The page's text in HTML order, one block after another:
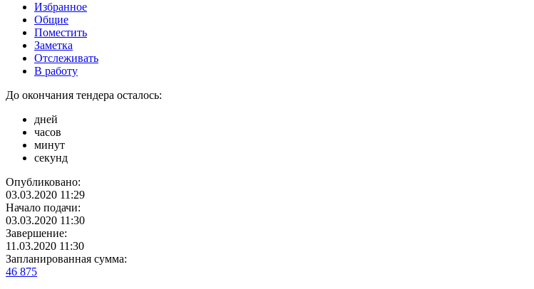
Избранное
Общие
Поместить
Заметка
Отслеживать
В работу
До окончания тендера осталось:
дней
часов
минут
секунд
Опубликовано:
03.03.2020 11:29
Начало подачи:
03.03.2020 11:30
Завершение:
11.03.2020 11:30
Запланированная сумма:
46 875